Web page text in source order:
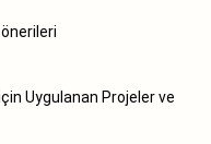
önerileri
Uygulanan Projeler ve